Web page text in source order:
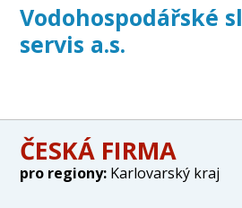
Vodohospodářské
servis a.s.
ČESKÁ FIRMA
pro regiony: Karlovarský kraj